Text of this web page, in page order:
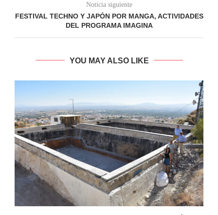
Noticia siguiente
FESTIVAL TECHNO Y JAPÓN POR MANGA, ACTIVIDADES
DEL PROGRAMA IMAGINA
YOU MAY ALSO LIKE